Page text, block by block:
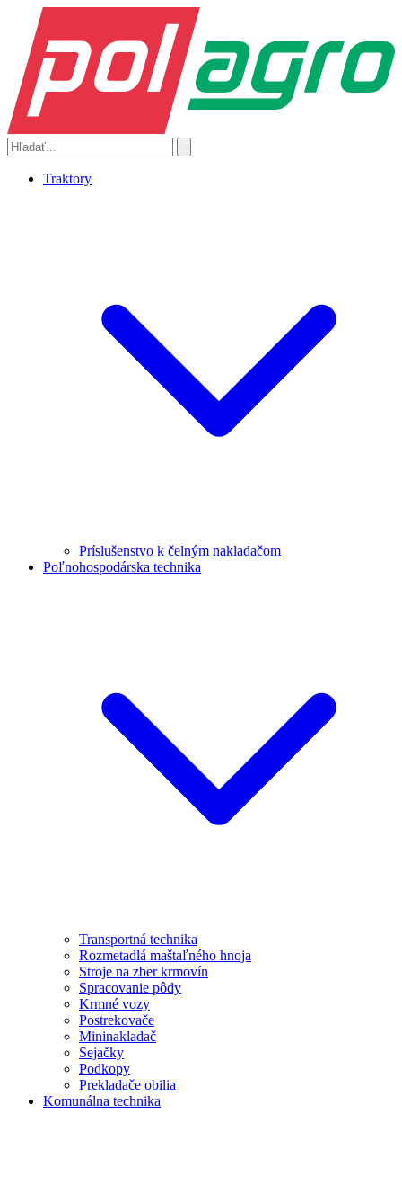
Traktory
Príslušenstvo k čelným nakladačom
Poľnohospodárska technika
Transportná technika
Rozmetadlá maštaľného hnoja
Stroje na zber krmovín
Spracovanie pôdy
Krmné vozy
Postrekovače
Mininakladač
Sejačky
Podkopy
Prekladače obilia
Komunálna technika